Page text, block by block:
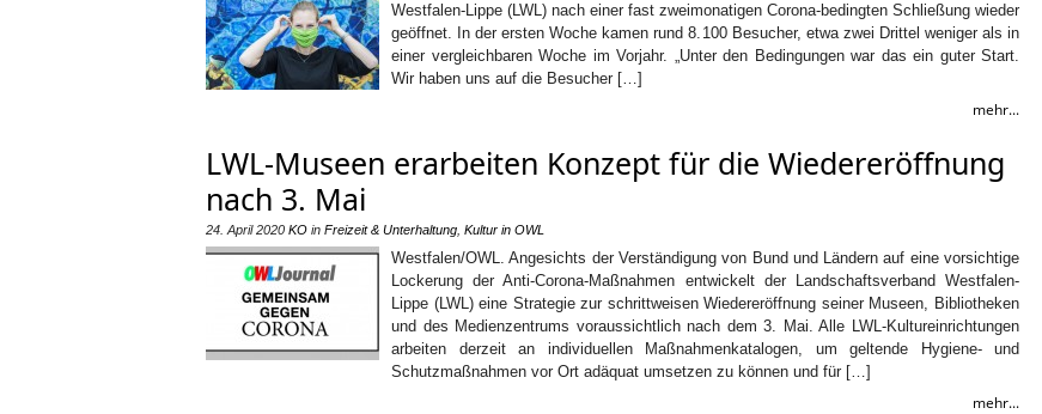
Westfalen-Lippe (LWL) nach einer fast zweimonatigen Corona-bedingten Schließung wieder
geöffnet. In der ersten Woche kamen rund 8.100 Besucher, etwa zwei Drittel weniger als in
einer vergleichbaren Woche im Vorjahr. „Unter den Bedingungen war das ein guter Start.
Wir haben uns auf die Besucher […]
mehr...
LWL-Museen erarbeiten Konzept für die Wiedereröffnung
nach 3. Mai
24. April 2020 KO in Freizeit & Unterhaltung Kultur in OWL
Westfalen/OWL. Angesichts der Verständigung von Bund und Ländern auf eine vorsichtige
Lockerung der Anti-Corona-Maßnahmen entwickelt der Landschaftsverband Westfalen-
Lippe (LWL) eine Strategie zur schrittweisen Wiedereröffnung seiner Museen, Bibliotheken
und des Medienzentrums voraussichtlich nach dem 3. Mai. Alle LWL-Kultureinrichtungen
arbeiten derzeit an individuellen Maßnahmenkatalogen, um geltende Hygiene- und
Schutzmaßnahmen vor Ort adäquat umsetzen zu können und für […]
mehr...